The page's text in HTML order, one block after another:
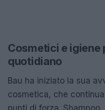
Cosmetici e igiene
quotidiano
Bau ha iniziato la sua
cosmetica, che
punti di forza.